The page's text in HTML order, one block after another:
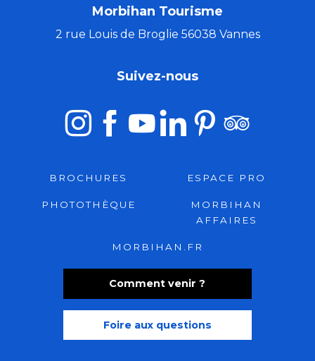
Morbihan Tourisme
2 rue Louis de Broglie 56038 Vannes
Comment venir ?
Foire aux questions
Suivez-nous
BROCHURES ESPACE PRO
PHOTOTHÈQUE
MORBIHAN
AFFAIRES
MORBIHAN.FR